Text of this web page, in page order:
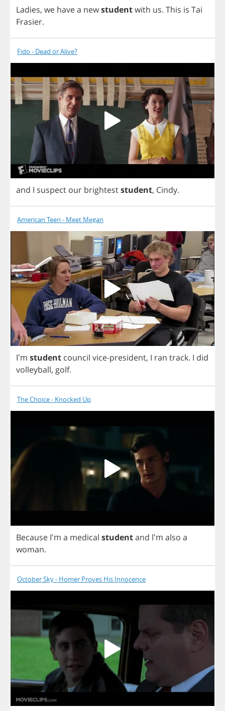
Ladies, we havea newstudentwith us. This is Tai
Frasier.
Fido - Dead or Alive?
and I suspect our brighteststudent, Cindy.
American Teen - Meet Megan
I'm student council vice-president, I ran track. I did
volleyball, golf.
The Choice - Knocked Up
Because I'm a medical studentand I'm also a
woman.
October Sky - Homer Proves His Innocence